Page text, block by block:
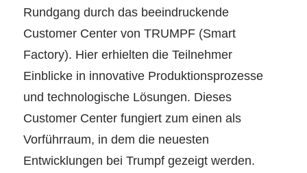
Rundgang durch das beeindruckende
Customer Center von TRUMPF (Smart
Factory). Hier erhielten die Teilnehmer
Einblicke in innovative Produktionsprozesse
und technologische Lösungen. Dieses
Customer Center fungiert zum einen als
Vorführraum, in dem die neuesten
Entwicklungen bei Trumpf gezeigt werden.